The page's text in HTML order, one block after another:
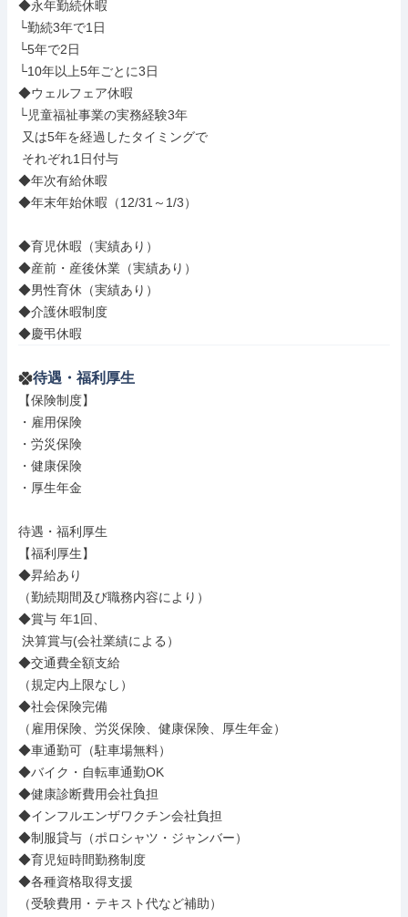
◆永年勤続休暇
└勤続3年で1日
└5年で2日
└10年以上5年ごとに3日
◆ウェルフェア休暇
└児童福祉事業の実務経験3年
◆年次有給休暇
◆年末年始休暇（12/31～1/3）
◆育児休暇（実績あり）
◆産前・産後休業（実績あり）
◆男性育休（実績あり）
◆介護休暇制度
◆慶弔休暇
待遇・福利厚生
【保険制度】
・雇用保険
・労災保険
・健康保険
・厚生年金
待遇・福利厚生
【福利厚生】
◆昇給あり
（勤続期間及び職務内容により）
◆賞与 年1回、
◆交通費全額支給
（規定内上限なし）
◆社会保険完備
（雇用保険、労災保険、健康保険、厚生年金）
◆車通勤可（駐車場無料）
◆バイク・自転車通勤OK
◆健康診断費用会社負担
◆インフルエンザワクチン会社負担
◆制服貸与（ポロシャツ・ジャンバー）
◆育児短時間勤務制度
◆各種資格取得支援
（受験費用・テキスト代など補助）